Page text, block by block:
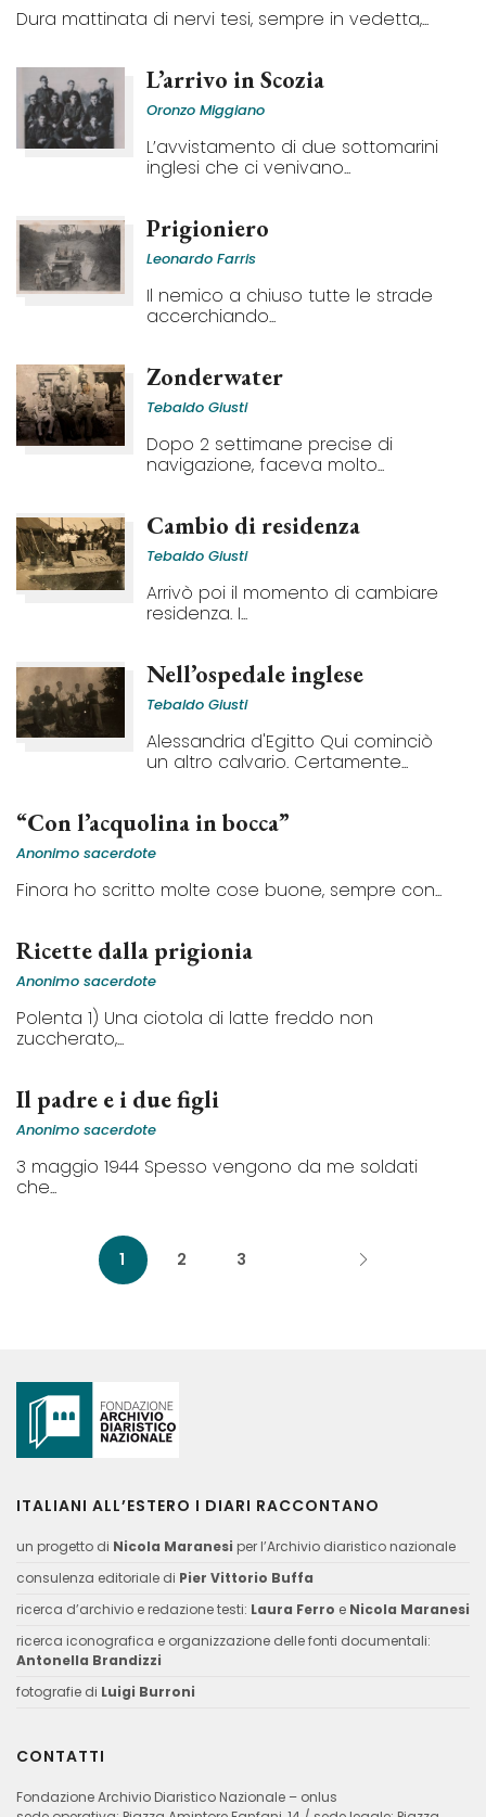
Dura mattinata di nervi tesi, sempre in vedetta,...
L’arrivo in Scozia
Oronzo Miggiano
L’avvistamento di due sottomarini
inglesi che ci venivano...
Prigioniero
Leonardo Farris
Il nemico a chiuso tutte le strade
accerchiando...
Zonderwater
Tebaldo Giusti
Dopo 2 settimane precise di
navigazione, faceva molto...
Cambio di residenza
Tebaldo Giusti
Arrivò poi il momento di cambiare
residenza. I...
Nell’ospedale inglese
Tebaldo Giusti
Alessandria d'Egitto Qui cominciò
un altro calvario. Certamente...
“Con l’acquolina in bocca”
Anonimo sacerdote
Finora ho scritto molte cose buone, sempre con...
Ricette dalla prigionia
Anonimo sacerdote
Polenta 1) Una ciotola di latte freddo non
zuccherato,...
Il padre e i due figli
Anonimo sacerdote
3 maggio 1944 Spesso vengono da me soldati
che...
1 2 3
ITALIANI ALL’ESTERO I DIARI RACCONTANO
un progetto di Nicola Maranesi per l’Archivio diaristico nazionale
consulenza editoriale di Pier Vittorio Buffa
ricerca d’archivio e redazione testi: Laura Ferro e Nicola Maranesi
ricerca iconografica e organizzazione delle fonti documentali:
Antonella Brandizzi
fotografie di Luigi Burroni
CONTATTI
Fondazione Archivio Diaristico Nazionale – onlus